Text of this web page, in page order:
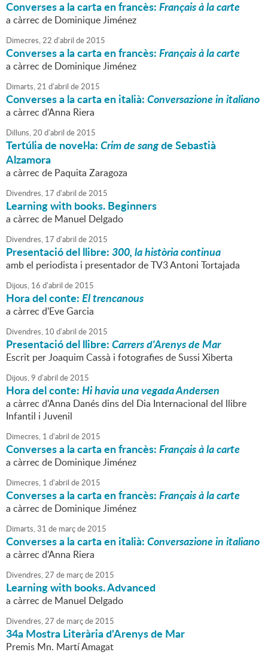
Converses a la carta en francès:Français à la carte
a càrrec de Dominique Jiménez
Dimecres,22 d'abril de2015
Converses a la carta en francès:Français à la carte
a càrrec de Dominique Jiménez
Dimarts,21 d'abril de2015
Converses a la carta en italià:Conversazione in italiano
a càrrec d'Anna Riera
Dilluns,20 d'abril de2015
Tertúlia de novel·la:Crim de sangde Sebastià
Alzamora
a càrrec de Paquita Zaragoza
Divendres, 17 d'abril de2015
Learning with books. Beginners
a càrrec de Manuel Delgado
Divendres, 17 d'abril de2015
Presentació del llibre:300, la història continua
amb el periodista i presentador de TV3 Antoni Tortajada
Dijous, 16 d'abril de2015
Hora del conte:El trencanous
a càrrec d'Eve Garcia
Divendres, 10 d'abril de2015
Presentació del llibre:Carrers d'Arenys de Mar
Escrit per Joaquim Cassà i fotografies de Sussi Xiberta
Dijous,9 d'abril de2015
Hora del conte:Hi havia una vegada Andersen
a càrrec d'Anna Danés dins del Dia Internacional del llibre
Infantil i Juvenil
Dimecres, 1 d'abril de2015
Converses a la carta en francès:Français à la carte
a càrrec de Dominique Jiménez
Dimecres, 1 d'abril de2015
Converses a la carta en francès:Français à la carte
a càrrec de Dominique Jiménez
Dimarts,31 de marçde2015
Converses a la carta en italià:Conversazione in italiano
a càrrec d'Anna Riera
Divendres,27 de marçde2015
Learning with books. Advanced
a càrrec de Manuel Delgado
Divendres,27 de marçde2015
34a Mostra Literària d'Arenys de Mar
Premis Mn. Martí Amagat